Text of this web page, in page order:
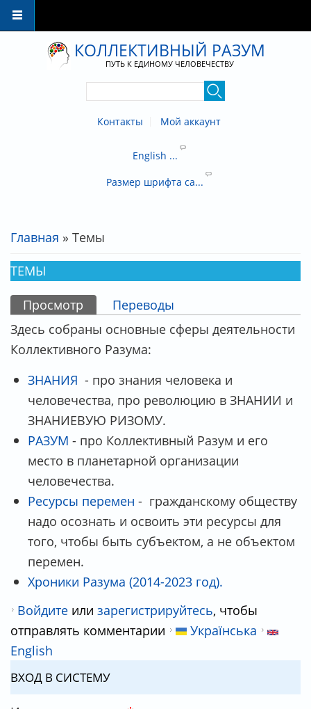
Перейти к основному содержанию
КОЛЛЕКТИВНЫЙ РАЗУМ
ПУТЬ К ЕДИНОМУ ЧЕЛОВЕЧЕСТВУ
Контакты Мой аккаунт
English ...
Размер шрифта са...
ВЫ ЗДЕСЬ
Главная » Темы
ТЕМЫ
ГЛАВНЫЕ ВКЛАДКИ
Просмотр (активная вкладка)
Переводы
Здесь собраны основные сферы деятельности
Коллективного Разума:
ЗНАНИЯ - про знания человека и
человечества, про революцию в ЗНАНИИ и
ЗНАНИЕВУЮ РИЗОМУ.
РАЗУМ - про Коллективный Разум и его
место в планетарной организации
человечества.
Ресурсы перемен - гражданскому обществу
надо осознать и освоить эти ресурсы для
того, чтобы быть субъектом, а не объектом
перемен.
Хроники Разума (2014-2023 год).
Войдите или зарегистрируйтесь, чтобы
отправлять комментарии
Українська
English
ВХОД В СИСТЕМУ